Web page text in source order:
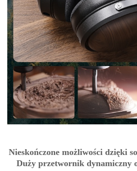
Nieskończone możliwości dzięki
Duży przetwornik dynamiczny